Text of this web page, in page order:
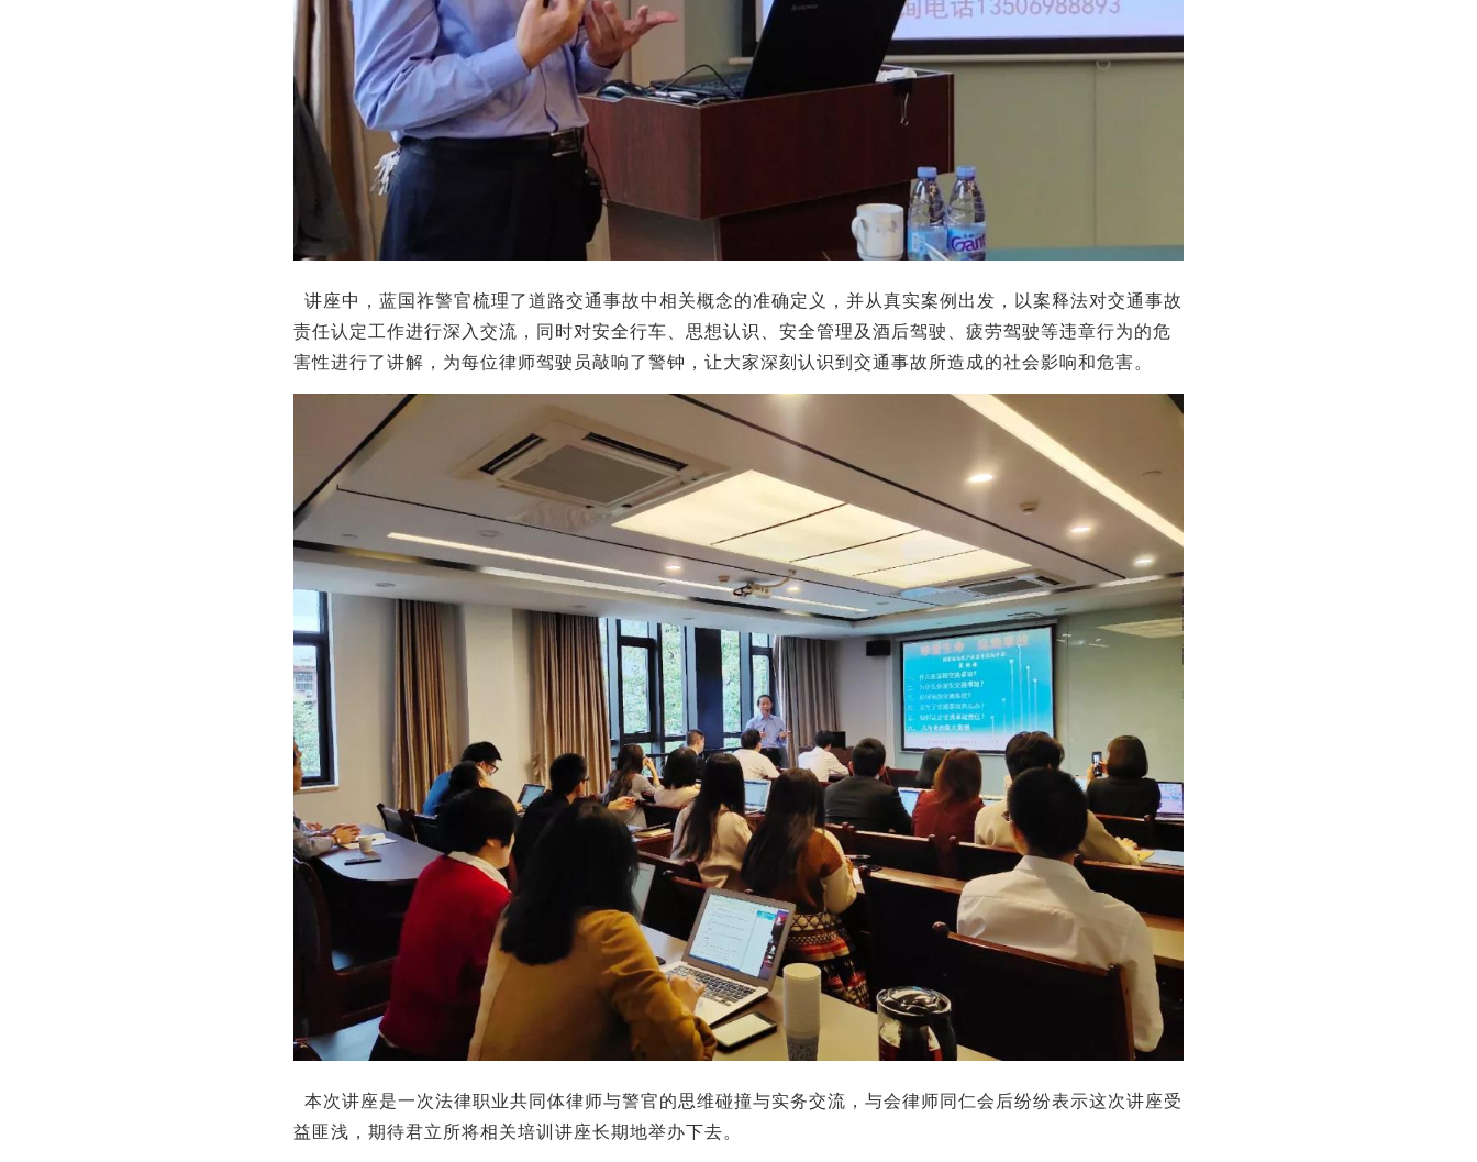
讲座中，蓝国祚警官梳理了道路交通事故中相关概念的准确定义，并从真实案例出发，以案释法对交通事故
责任认定工作进行深入交流，同时对安全行车、思想认识、安全管理及酒后驾驶、疲劳驾驶等违章行为的危
害性进行了讲解，为每位律师驾驶员敲响了警钟，让大家深刻认识到交通事故所造成的社会影响和危害。
本次讲座是一次法律职业共同体律师与警官的思维碰撞与实务交流，与会律师同仁会后纷纷表示这次讲座受
益匪浅，期待君立所将相关培训讲座长期地举办下去。